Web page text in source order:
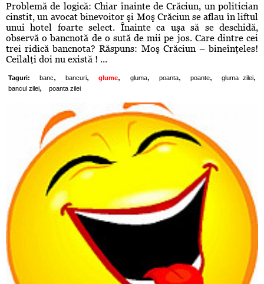
Problemă de logică: Chiar înainte de Crăciun, un politician
cinstit, un avocat binevoitor şi Moş Crăciun se aflau în liftul
unui hotel foarte select. Înainte ca uşa să se deschidă,
observă o bancnotă de o sută de mii pe jos. Care dintre cei
trei ridică bancnota? Răspuns: Moş Crăciun – bineînţeles!
Ceilalţi doi nu există ! ...
Taguri: banc, bancuri, glume, gluma, poanta, poante, gluma zilei,
bancul zilei, poanta zilei